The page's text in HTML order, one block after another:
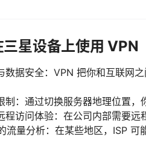
三星设备上使用 VPN
数据安全：VPN 把你和互联网
制：通过切换服务器地理位置，
程访问体验：在公司内部需要远
流量分析：在某些地区，ISP